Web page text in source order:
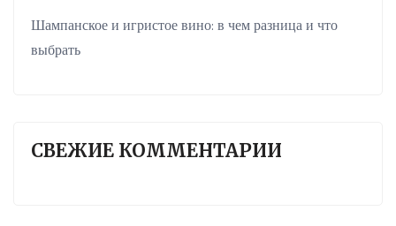
Шампанское и игристое вино: в чем разница и что
выбрать
СВЕЖИЕ КОММЕНТАРИИ